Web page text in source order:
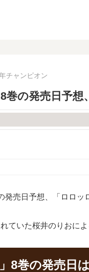
チャンピオン
巻の発売日予想
発売日予想、「ロロ
ていた桜井のりおに
8巻の発売日